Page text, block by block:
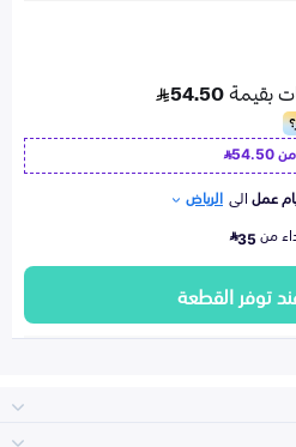
54.50
الى الرياض
من35
توفر القطعة